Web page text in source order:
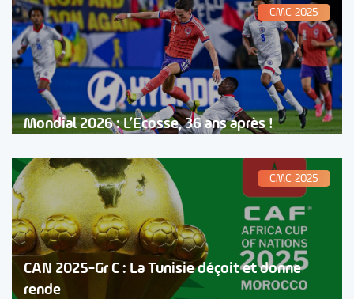
CMC 2025
Mondial 2026 : L’Ecosse, 36 ans après !
CMC 2025
CAN 2025-Gr C : La Tunisie déçoit et donne
rende